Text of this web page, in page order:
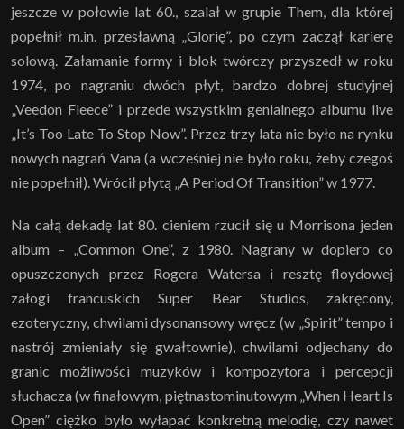
jeszcze w połowie lat 60., szalał w grupie Them, dla której
popełnił m.in. przesławną „Glorię”, po czym zaczął karierę
solową. Załamanie formy i blok twórczy przyszedł w roku
1974, po nagraniu dwóch płyt, bardzo dobrej studyjnej
„Veedon Fleece” i przede wszystkim genialnego albumu live
„It’s Too Late To Stop Now”. Przez trzy lata nie było na rynku
nowych nagrań Vana (a wcześniej nie było roku, żeby czegoś
nie popełnił). Wrócił płytą „A Period Of Transition” w 1977.
Na całą dekadę lat 80. cieniem rzucił się u Morrisona jeden
album – „Common One”, z 1980. Nagrany w dopiero co
opuszczonych przez Rogera Watersa i resztę floydowej
załogi francuskich Super Bear Studios, zakręcony,
ezoteryczny, chwilami dysonansowy wręcz (w „Spirit” tempo i
nastrój zmieniały się gwałtownie), chwilami odjechany do
granic możliwości muzyków i kompozytora i percepcji
słuchacza (w finałowym, piętnastominutowym „When Heart Is
Open” ciężko było wyłapać konkretną melodię, czy nawet